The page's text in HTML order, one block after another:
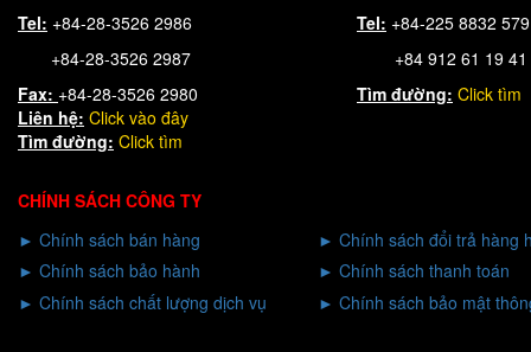
Tel: +84-28-3526 2986
+84-28-3526 2987
Tel: +84-225 8832
+84 912 61 19 41
Fax: +84-28-3526 2980 Tìm đường: Click tìm
Liên hệ: Click vào đây
Tìm đường: Click tìm
CHÍNH SÁCH CÔNG TY
► Chính sách bán hàng ► Chính sách đổi trả hàng
► Chính sách bảo hành ► Chính sách thanh toán
► Chính sách chất lượng dịch vụ ► Chính sách bảo mật